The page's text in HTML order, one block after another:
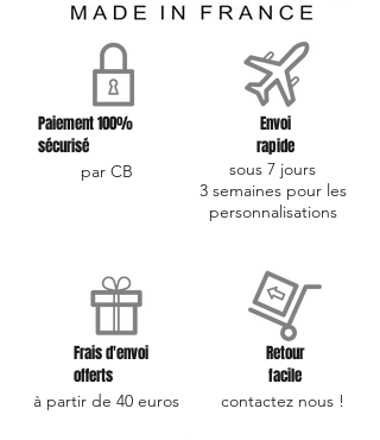
Paiement 100%
sécurisé
par CB
Envoi
rapide
sous 7 jours
3 semaines pour les
personnalisations
Frais d'envoi
offerts
à partir de 40 euros
Retour
facile
contactez nous !